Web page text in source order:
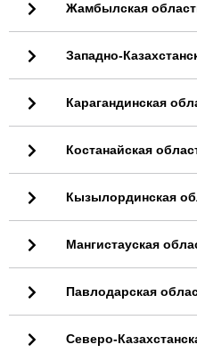
Жамбылская
Западно-
Карагандинская
Костанайская
Кызылординская
Мангистауская
Павлодарская
Северо-